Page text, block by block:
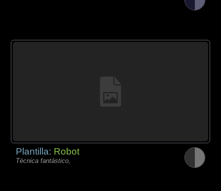
Plantilla: Robot
Técnica fantástico,